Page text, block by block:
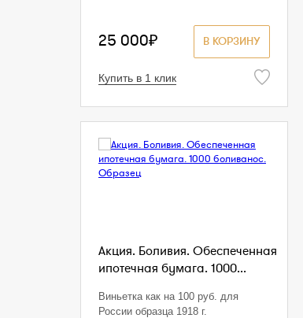
В КОРЗИНУ
25 000₽
Купить в 1 клик
Акция. Боливия. Обеспеченная
ипотечная бумага. 1000...
Виньетка как на 100 руб. для
России образца 1918 г.